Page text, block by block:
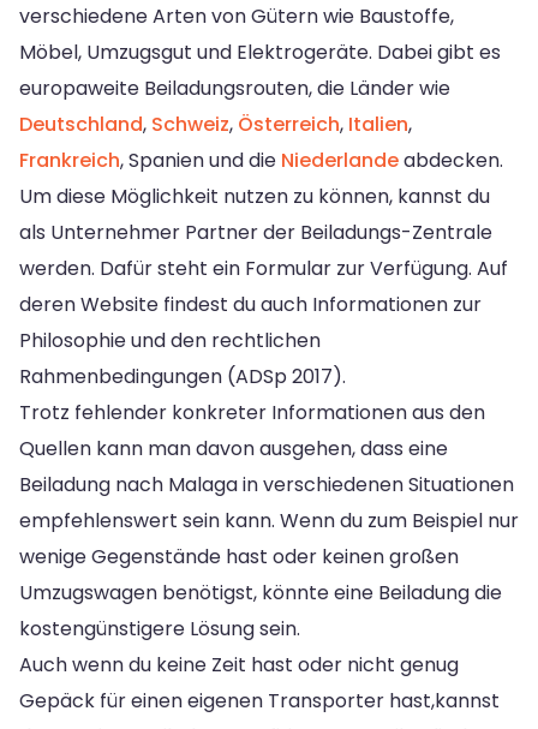
verschiedene Arten von Gütern wie Baustoffe,
Möbel, Umzugsgut und Elektrogeräte. Dabei gibt es
europaweite Beiladungsrouten, die Länder wie
Deutschland, Schweiz, Österreich, Italien,
Frankreich, Spanien und die Niederlandeabdecken.
Um diese Möglichkeit nutzen zu können, kannst du
als Unternehmer Partner der Beiladungs-Zentrale
werden. Dafür steht ein Formular zur Verfügung. Auf
deren Website findest du auch Informationen zur
Philosophie und den rechtlichen
Rahmenbedingungen (ADSp 2017).
Trotz fehlender konkreter Informationen aus den
Quellen kann man davon ausgehen, dass eine
Beiladung nach Malaga in verschiedenen Situationen
empfehlenswert sein kann. Wenn du zum Beispiel nur
wenige Gegenstände hast oder keinen großen
Umzugswagen benötigst, könnte eine Beiladung die
kostengünstigere Lösung sein.
Auch wenn du keine Zeit hast oder nicht genug
Gepäck für einen eigenen Transporter hast,kannst